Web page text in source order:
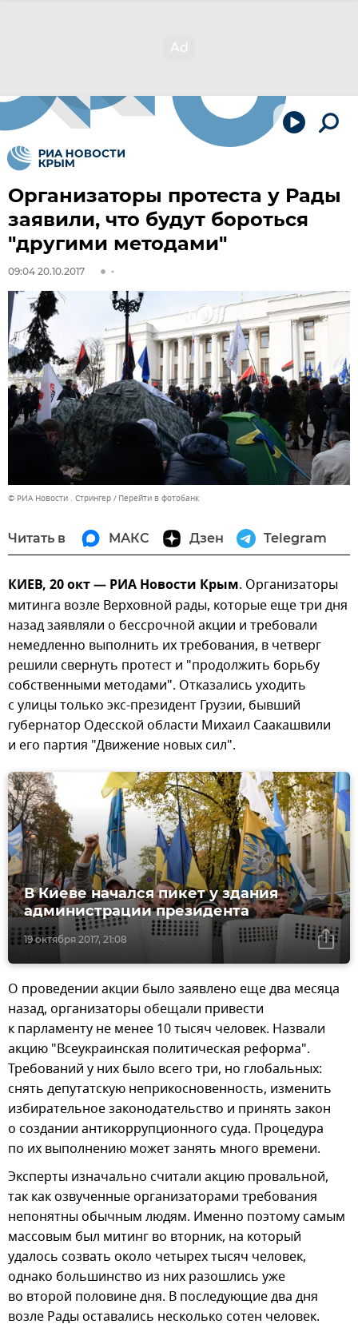
Организаторы протеста у Рады
заявили, что будут бороться
"другими методами"
09:04 20.10.2017
© РИА Новости . Стрингер Перейти в фотобанк
Читать в МАКС Дзен Telegram
КИЕВ, 20 окт — РИА Новости Крым. Организаторы
митинга возле Верховной рады, которые еще три дня
назад заявляли о бессрочной акции и требовали
немедленно выполнить их требования, в четверг
решили свернуть протест и "продолжить борьбу
собственными методами". Отказались уходить
с улицы только экс-президент Грузии, бывший
губернатор Одесской области Михаил Саакашвили
и его партия "Движение новых сил".
19 октября 2017, 21:08
В Киеве начался пикет у здания
администрации президента
О проведении акции было заявлено еще два месяца
назад, организаторы обещали привести
к парламенту не менее 10 тысяч человек. Назвали
акцию "Всеукраинская политическая реформа".
Требований у них было всего три, но глобальных:
снять депутатскую неприкосновенность, изменить
избирательное законодательство и принять закон
о создании антикоррупционного суда. Процедура
по их выполнению может занять много времени.
Эксперты изначально считали акцию провальной,
так как озвученные организаторами требования
непонятны обычным людям. Именно поэтому самым
массовым был митинг во вторник, на который
удалось созвать около четырех тысяч человек,
однако большинство из них разошлись уже
во второй половине дня. В последующие два дня
возле Рады оставались несколько сотен человек.